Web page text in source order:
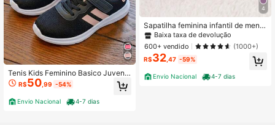
Tenis Kids Feminino Basico Juvenil
Macio Modinha Escolar
R$50,99 -54%
Envio Nacional 4-7 dias
4
Sapatilha feminina infantil de menin
a do 20 ao 34 direto da fabrica Brilh
o
Baixa taxa de devolução
600+ vendido
(1000+)
R$32,47 -59%
Envio Nacional 4-7 dias